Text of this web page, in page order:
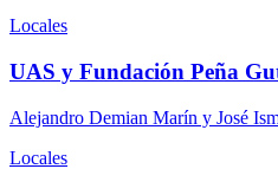
Locales
UAS y Fundación Peña
Alejandro Demian Marín y José
Locales